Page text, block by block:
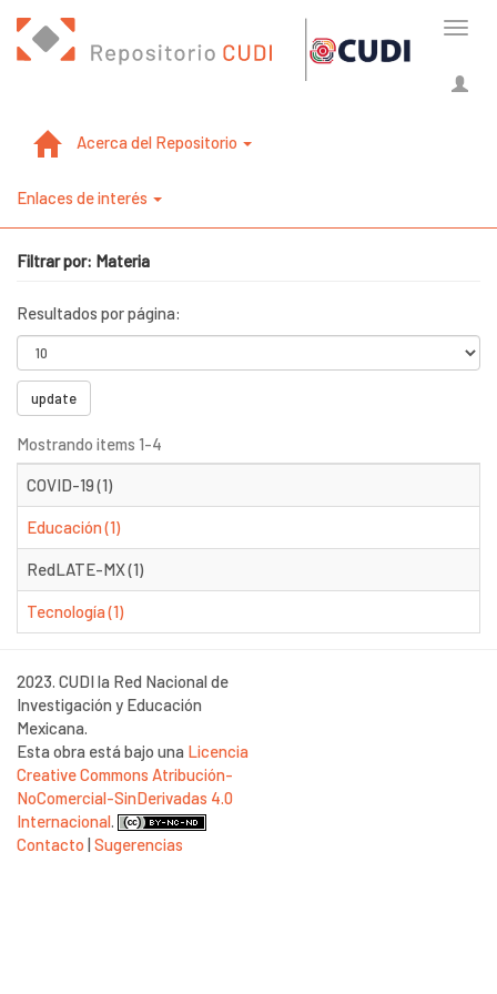
Acerca del Repositorio
Enlaces de interés
Filtrar por: Materia
Resultados por página:
update
Mostrando items 1-4
COVID-19 (1)
Educación (1)
RedLATE-MX (1)
Tecnología (1)
2023. CUDI la Red Nacional de
Investigación y Educación
Mexicana.
Esta obra está bajo una Licencia
Creative Commons Atribución-
NoComercial-SinDerivadas 4.0
Internacional
Contacto |Sugerencias